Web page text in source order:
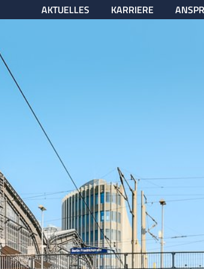
AKTUELLES KARRIERE